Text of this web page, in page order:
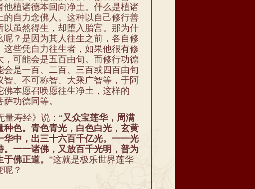
植诸德本回向净土。什么是植诸
自力念佛人。这种以自己修行善
虽然得生，却堕入胎宫。那为什
？是因为其人往生之前，各自修
些凭自力往生者，如果他很有修
可能会是五百由旬。而修行功德
是一百、二百、三百或四百由旬
、不可称智、大乘广智等，于阿
本愿召唤愿往生净土，这样的
功德同等。
量寿经》说：“又众宝莲华，周满
色。青色青光，白色白光，玄黄
中，出三十六百千亿光。一一光
一一诸佛，又放百千光明，普为
佛正道。 ”这就是极乐世界莲华
？